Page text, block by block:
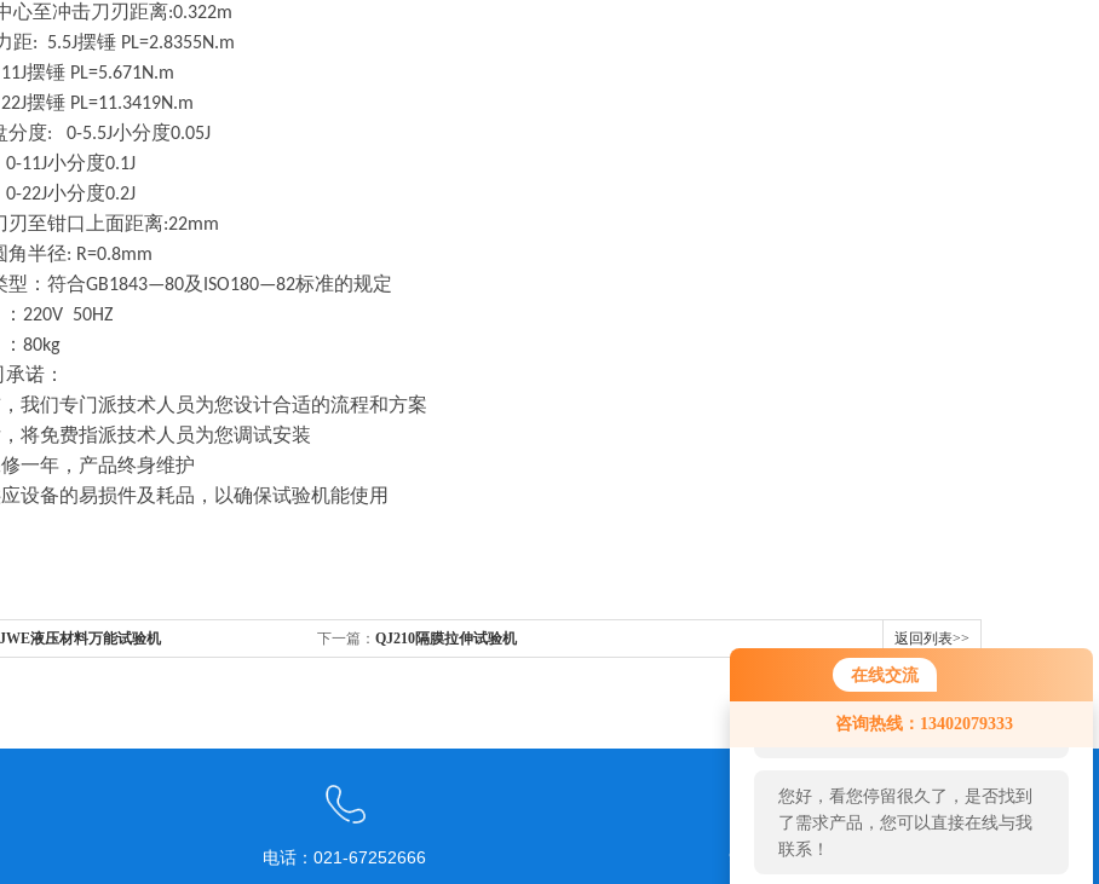
在线交流
咨询热线：13402079333
您好！欢迎前来咨询，很高兴为您
服务，请问您要咨询什么问题呢？
您好，看您停留很久了，是否找到
了需求产品，您可以直接在线与我
联系！
心至冲击刀刃距离:0.322m
距: 5.5J摆锤 PL=2.8355N.m
摆锤 PL=5.671N.m
摆锤 PL=11.3419N.m
分度: 0-5.5J小分度0.05J
小分度0.1J
小分度0.2J
刃至钳口上面距离:22mm
角半径: R=0.8mm
型：符合GB1843—80及 ISO180—82标准的规定
220V 50HZ
80kg
诺：
我们专门派技术人员为您设计合适的流程和方案
将免费指派技术人员为您调试安装
一年，产品终身维护
设备的易损件及耗品，以确保试验机能使用
液压材料万能试验机 下一篇： QJ210隔膜拉伸试验机 返回列表>>
电话：021-67252666 973654827@qq.com